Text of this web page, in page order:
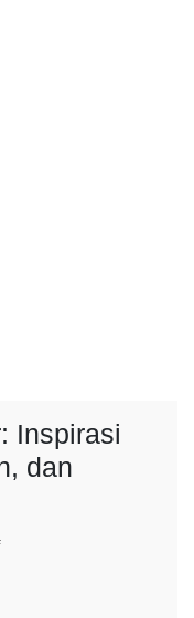
Inspirasi
dan